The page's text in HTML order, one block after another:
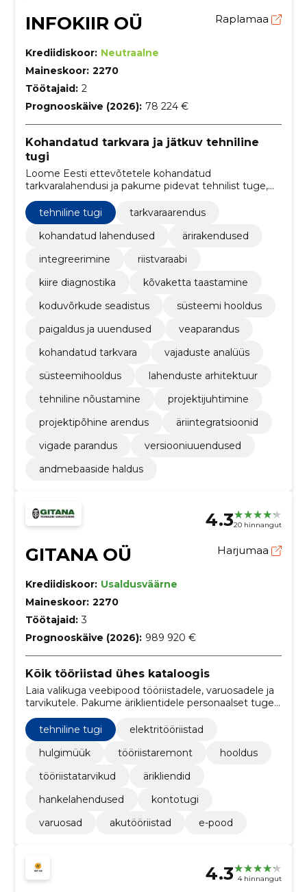
INFOKIIR OÜ Raplamaa
Krediidiskoor: Neutraalne
Maineskoor: 2270
Töötajaid: 2
Prognooskäive (2026): 78 224 €
Kohandatud tarkvara ja jätkuv tehniline
tugi
Loome Eesti ettevõtetele kohandatud
tarkvaralahendusi ja pakume pidevat tehnilist tuge,
vähendades vajadust sisearendusmeeskonna järele.
tehniline tugi
tarkvaraarendus
kohandatud lahendused
ärirakendused
integreerimine
riistvaraabi
kiire diagnostika
kõvaketta taastamine
koduvõrkude seadistus
süsteemi hooldus
paigaldus ja uuendused
veaparandus
kohandatud tarkvara
vajaduste analüüs
süsteemihooldus
lahenduste arhitektuur
tehniline nõustamine
projektijuhtimine
projektipõhine arendus
äriintegratsioonid
vigade parandus
versiooniuuendused
andmebaaside haldus
4.320 hinnangut
GITANA OÜ Harjumaa
Krediidiskoor: Usaldusväärne
Maineskoor: 2270
Töötajaid: 3
Prognooskäive (2026): 989 920 €
Kõik tööriistad ühes kataloogis
Laia valikuga veebipood tööriistadele, varuosadele ja
tarvikutele. Pakume äriklientidele personaalset tuge,
hooldust ning Balti regiooni kohaletoimetamist.
tehniline tugi
elektritööriistad
hulgimüük
tööriistaremont
hooldus
tööriistatarvikud
ärikliendid
hankelahendused
kontotugi
varuosad
akutööriistad e-pood
4.3 4 hinnangut